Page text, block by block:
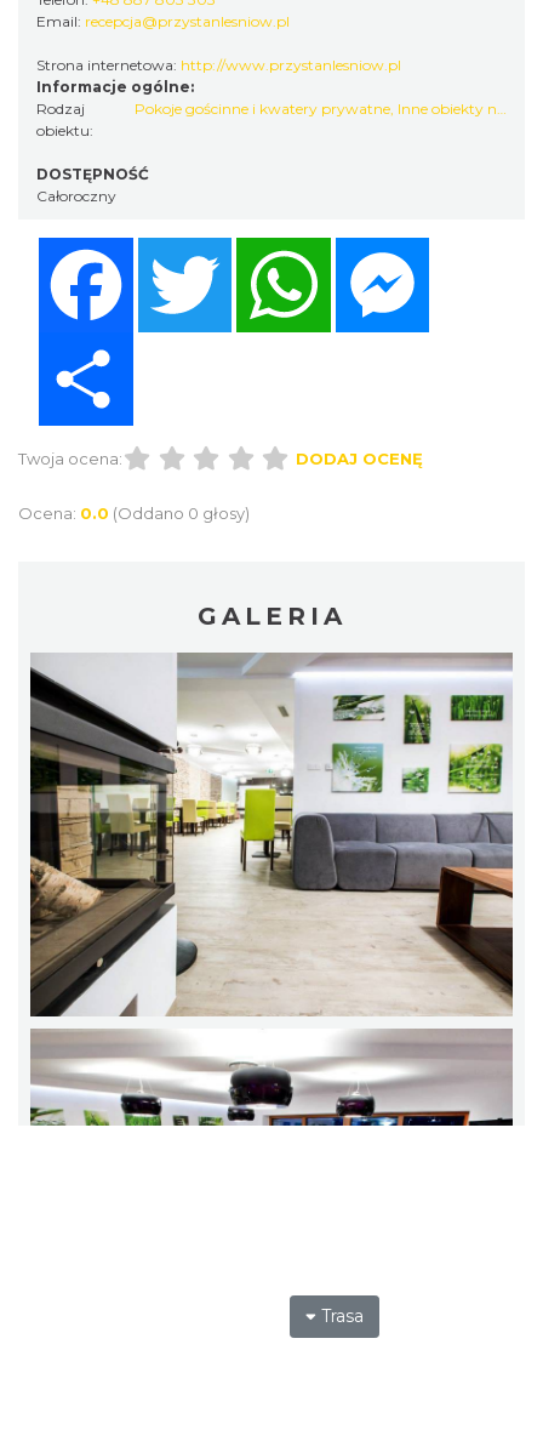
Email: recepcja@przystanlesniow.pl
Strona internetowa: http://www.przystanlesniow.pl
Informacje ogólne:
Rodzaj
obiektu:
Pokoje gościnne i kwatery prywatne, Inne obiekty noclegowe
DOSTĘPNOŚĆ
Całoroczny
Twitter WhatsApp
Twoja ocena: DODAJ OCENĘ
Ocena: 0.0 (Oddano 0 głosy)
GALERIA
Trasa